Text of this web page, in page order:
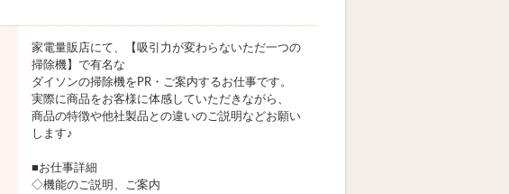
家電量販店にて、【吸引力が変わらないただ一つの
掃除機】で有名な
ダイソンの掃除機をPR・ご案内するお仕事です。
実際に商品をお客様に体感していただきながら、
商品の特徴や他社製品との違いのご説明などお願い
します♪
■お仕事詳細
◇機能のご説明、ご案内